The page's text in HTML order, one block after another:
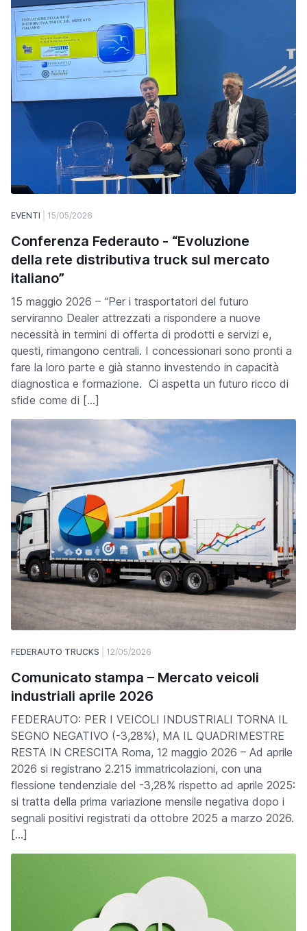
EVENTI 15/05/2026
Conferenza Federauto - “Evoluzione
della rete distributiva truck sul mercato
italiano”
15 maggio 2026 – “Per i trasportatori del futuro
serviranno Dealer attrezzati a rispondere a nuove
necessità in termini di offerta di prodotti e servizi e,
questi, rimangono centrali. I concessionari sono pronti a
fare la loro parte e già stanno investendo in capacità
diagnostica e formazione. Ci aspetta un futuro ricco di
sfide come di […]
FEDERAUTO TRUCKS 12/05/2026
Comunicato stampa – Mercato veicoli
industriali aprile 2026
FEDERAUTO: PER I VEICOLI INDUSTRIALI TORNA IL
SEGNO NEGATIVO (-3,28%), MA IL QUADRIMESTRE
RESTA IN CRESCITA Roma, 12 maggio 2026 – Ad aprile
2026 si registrano 2.215 immatricolazioni, con una
flessione tendenziale del -3,28% rispetto ad aprile 2025:
si tratta della prima variazione mensile negativa dopo i
segnali positivi registrati da ottobre 2025 a marzo 2026.
[…]